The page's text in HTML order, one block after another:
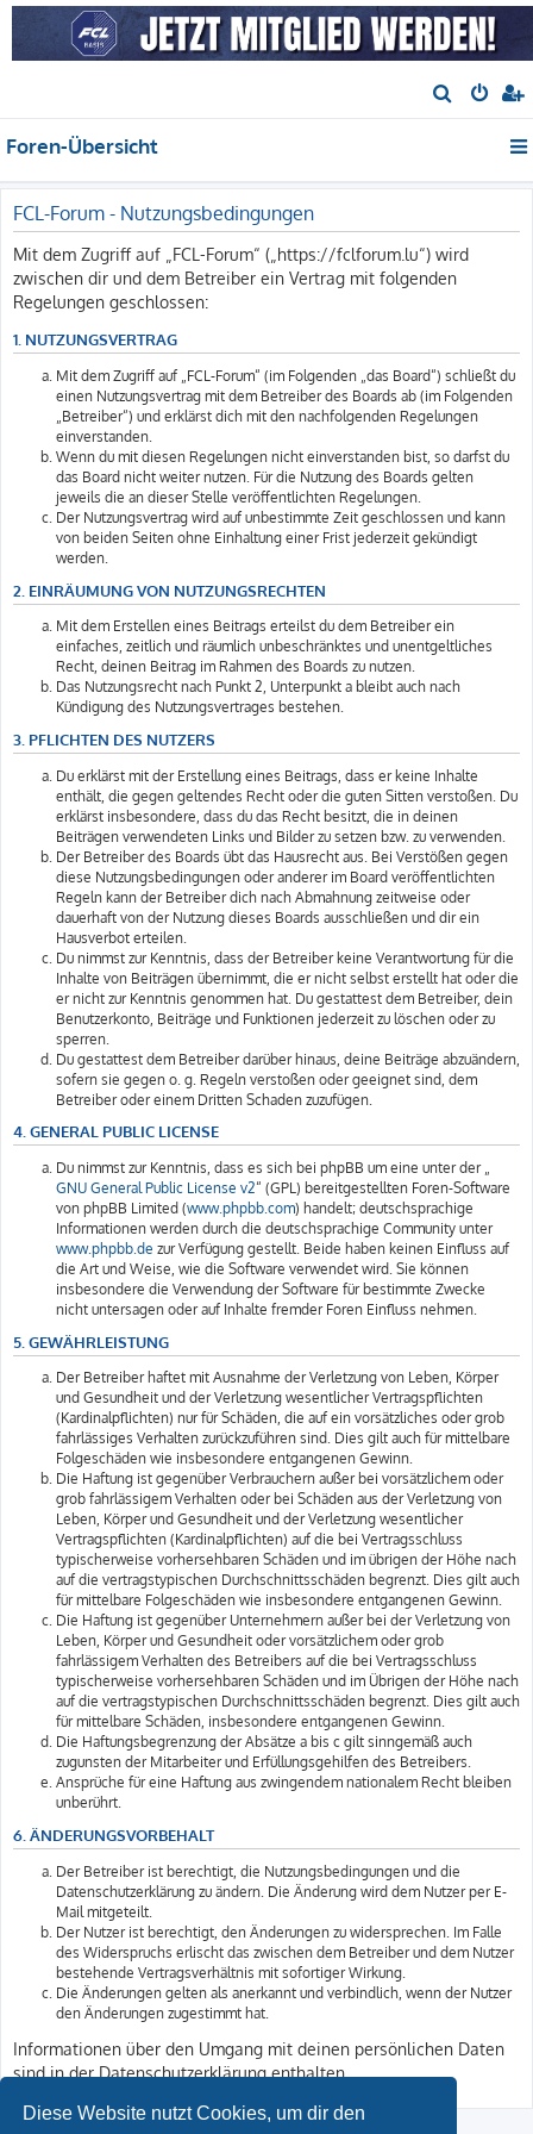
Diese Website nutzt Cookies, um dir den
u
h
Foren-Übersicht
FCL-Forum - Nutzungsbedingungen
Mit dem Zugriff auf „FCL-Forum“ („https://fclforum.lu“) wird
zwischen dir und dem Betreiber ein Vertrag mit folgenden
Regelungen geschlossen:
1. NUTZUNGSVERTRAG
Mit dem Zugriff auf „FCL-Forum“ (im Folgenden „das Board“) schließt du
einen Nutzungsvertrag mit dem Betreiber des Boards ab (im Folgenden
„Betreiber“) und erklärst dich mit den nachfolgenden Regelungen
einverstanden.
Wenn du mit diesen Regelungen nicht einverstanden bist, so darfst du
das Board nicht weiter nutzen. Für die Nutzung des Boards gelten
jeweils die an dieser Stelle veröffentlichten Regelungen.
Der Nutzungsvertrag wird auf unbestimmte Zeit geschlossen und kann
von beiden Seiten ohne Einhaltung einer Frist jederzeit gekündigt
werden.
2. EINRÄUMUNG VON NUTZUNGSRECHTEN
Mit dem Erstellen eines Beitrags erteilst du dem Betreiber ein
einfaches, zeitlich und räumlich unbeschränktes und unentgeltliches
Recht, deinen Beitrag im Rahmen des Boards zu nutzen.
Das Nutzungsrecht nach Punkt 2, Unterpunkt a bleibt auch nach
Kündigung des Nutzungsvertrages bestehen.
3. PFLICHTEN DES NUTZERS
Du erklärst mit der Erstellung eines Beitrags, dass er keine Inhalte
enthält, die gegen geltendes Recht oder die guten Sitten verstoßen. Du
erklärst insbesondere, dass du das Recht besitzt, die in deinen
Beiträgen verwendeten Links und Bilder zu setzen bzw. zu verwenden.
Der Betreiber des Boards übt das Hausrecht aus. Bei Verstößen gegen
diese Nutzungsbedingungen oder anderer im Board veröffentlichten
Regeln kann der Betreiber dich nach Abmahnung zeitweise oder
dauerhaft von der Nutzung dieses Boards ausschließen und dir ein
Hausverbot erteilen.
Du nimmst zur Kenntnis, dass der Betreiber keine Verantwortung für die
Inhalte von Beiträgen übernimmt, die er nicht selbst erstellt hat oder die
er nicht zur Kenntnis genommen hat. Du gestattest dem Betreiber, dein
Benutzerkonto, Beiträge und Funktionen jederzeit zu löschen oder zu
sperren.
Du gestattest dem Betreiber darüber hinaus, deine Beiträge abzuändern,
sofern sie gegen o. g. Regeln verstoßen oder geeignet sind, dem
Betreiber oder einem Dritten Schaden zuzufügen.
4. GENERAL PUBLIC LICENSE
Du nimmst zur Kenntnis, dass es sich bei phpBB um eine unter der „
GNU General Public License v2“ (GPL) bereitgestellten Foren-Software
von phpBB Limited (www.phpbb.com) handelt; deutschsprachige
Informationen werden durch die deutschsprachige Community unter
www.phpbb.de zur Verfügung gestellt. Beide haben keinen Einfluss auf
die Art und Weise, wie die Software verwendet wird. Sie können
insbesondere die Verwendung der Software für bestimmte Zwecke
nicht untersagen oder auf Inhalte fremder Foren Einfluss nehmen.
5. GEWÄHRLEISTUNG
Der Betreiber haftet mit Ausnahme der Verletzung von Leben, Körper
und Gesundheit und der Verletzung wesentlicher Vertragspflichten
(Kardinalpflichten) nur für Schäden, die auf ein vorsätzliches oder grob
fahrlässiges Verhalten zurückzuführen sind. Dies gilt auch für mittelbare
Folgeschäden wie insbesondere entgangenen Gewinn.
Die Haftung ist gegenüber Verbrauchern außer bei vorsätzlichem oder
grob fahrlässigem Verhalten oder bei Schäden aus der Verletzung von
Leben, Körper und Gesundheit und der Verletzung wesentlicher
Vertragspflichten (Kardinalpflichten) auf die bei Vertragsschluss
typischerweise vorhersehbaren Schäden und im übrigen der Höhe nach
auf die vertragstypischen Durchschnittsschäden begrenzt. Dies gilt auch
für mittelbare Folgeschäden wie insbesondere entgangenen Gewinn.
Die Haftung ist gegenüber Unternehmern außer bei der Verletzung von
Leben, Körper und Gesundheit oder vorsätzlichem oder grob
fahrlässigem Verhalten des Betreibers auf die bei Vertragsschluss
typischerweise vorhersehbaren Schäden und im Übrigen der Höhe nach
auf die vertragstypischen Durchschnittsschäden begrenzt. Dies gilt auch
für mittelbare Schäden, insbesondere entgangenen Gewinn.
Die Haftungsbegrenzung der Absätze a bis c gilt sinngemäß auch
zugunsten der Mitarbeiter und Erfüllungsgehilfen des Betreibers.
Ansprüche für eine Haftung aus zwingendem nationalem Recht bleiben
unberührt.
6. ÄNDERUNGSVORBEHALT
Der Betreiber ist berechtigt, die Nutzungsbedingungen und die
Datenschutzerklärung zu ändern. Die Änderung wird dem Nutzer per E-
Mail mitgeteilt.
Der Nutzer ist berechtigt, den Änderungen zu widersprechen. Im Falle
des Widerspruchs erlischt das zwischen dem Betreiber und dem Nutzer
bestehende Vertragsverhältnis mit sofortiger Wirkung.
Die Änderungen gelten als anerkannt und verbindlich, wenn der Nutzer
den Änderungen zugestimmt hat.
Informationen über den Umgang mit deinen persönlichen Daten
sind in der Datenschutzerklärung enthalten.